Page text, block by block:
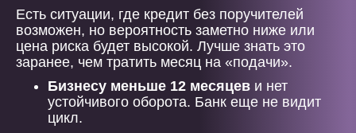
Есть ситуации, где кредит без поручителей
возможен, но вероятность заметно ниже или
цена риска будет высокой. Лучше знать это
заранее, чем тратить месяц на «подачи».
Бизнесу меньше 12 месяцев и нет
устойчивого оборота. Банк еще не видит
цикл.